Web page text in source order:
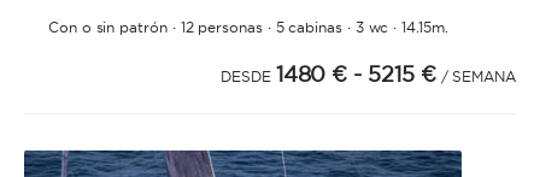
Con o sin patrón· 12 personas· 5 cabinas· 3 wc ·14.15m.
DESDE 1480 € - 5215 € / SEMANA